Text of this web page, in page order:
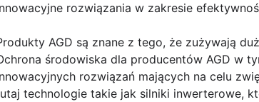
rozwiązania w zakresie
AGD są znane z tego, że zużywają
środowiska dla producentów AGD w
rozwiązań mających na celu
technologie takie jak silniki inwerterowe,